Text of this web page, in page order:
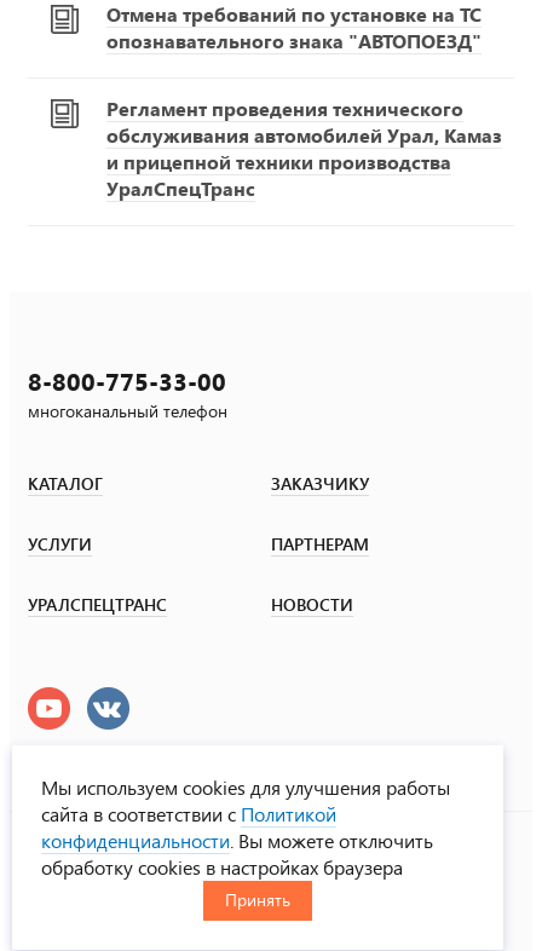
Отмена требований по установке на ТС
опознавательного знака "АВТОПОЕЗД"
Регламент проведения технического
обслуживания автомобилей Урал, Камаз
и прицепной техники производства
УралСпецТранс
8-800-775-33-00
многоканальный телефон
КАТАЛОГ ЗАКАЗЧИКУ
УСЛУГИ ПАРТНЕРАМ
УРАЛСПЕЦТРАНС НОВОСТИ
УралСпецТранс
© ООО «Урал СТ», 2000-2026
Политика конфиденциальности
CHN
Мы используем cookies для улучшения работы
сайта в соответствии с Политикой
конфиденциальности . Вы можете отключить
обработку cookies в настройках браузера
Принять